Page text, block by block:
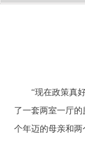
“现在政策真好
了一套两室一厅
个年迈的母亲和